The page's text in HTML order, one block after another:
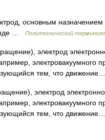
основным назначением
…
Политехнический
электрод
электровакуумного
тем, что
электрод
электровакуумного
тем, что